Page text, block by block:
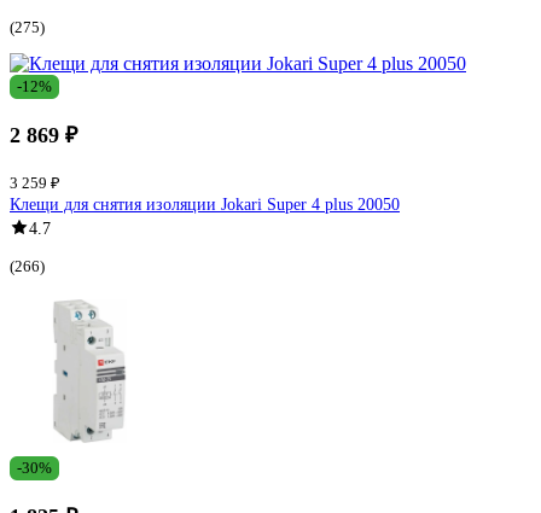
(275)
-12%
2 869 ₽
3 259 ₽
Клещи для снятия изоляции Jokari Super 4 plus 20050
4.7
(266)
-30%